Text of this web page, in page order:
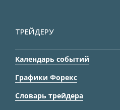
ТРЕЙДЕРУ
Календарь событий
Графики Форекс
Словарь трейдера